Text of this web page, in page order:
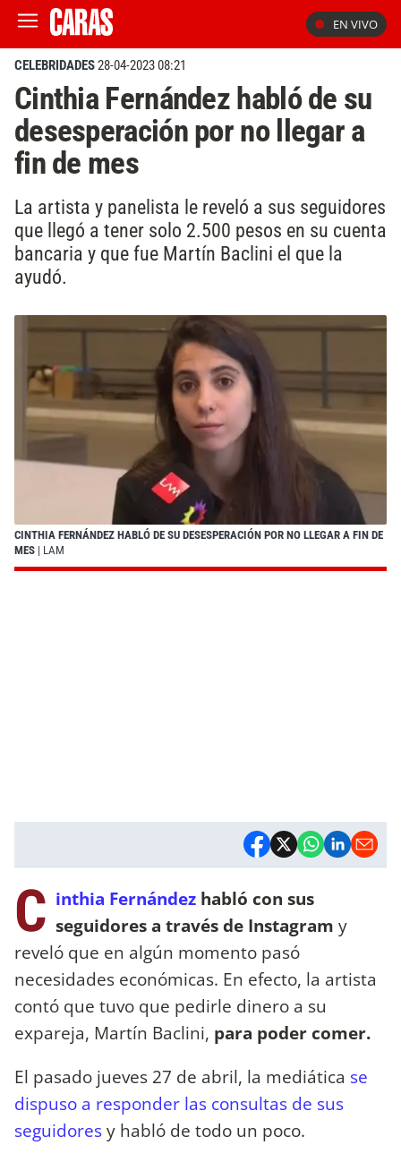
EN VIVO
CELEBRIDADES28-04-2023 08:21
Cinthia Fernández habló de su
desesperación por no llegar a
fin de mes
La artista y panelista le reveló a sus seguidores
que llegó a tener solo 2.500 pesos en su cuenta
bancaria y que fue Martín Baclini el que la
ayudó.
CINTHIA FERNÁNDEZ HABLÓ DE SU DESESPERACIÓN POR NO LLEGAR A FIN DE
MES | LAM
C inthia Fernández habló con sus
seguidores a través de Instagram y
reveló que en algún momento pasó
necesidades económicas. En efecto, la artista
contó que tuvo que pedirle dinero a su
expareja, Martín Baclini, para poder comer.
El pasado jueves 27 de abril, la mediática se
dispuso a responder las consultas de sus
seguidoresy habló de todo un poco.